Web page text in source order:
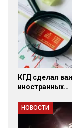
КГД сделал
иностранных…
НОВОСТИ